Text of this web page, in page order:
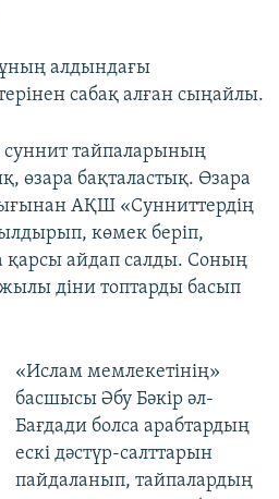
алдындағы
сабақ алған сыңайлы.
суннит тайпаларының
өзара бақталастық. Өзара
АҚШ «Сунниттердің
көмек беріп,
қарсы айдап салды. Соның
діни топтарды басып
«Ислам мемлекетінің»
басшысы Әбу Бәкір әл-
Бағдади болса арабтардың
ескі дәстүр-салттарын
пайдаланып, тайпалардың